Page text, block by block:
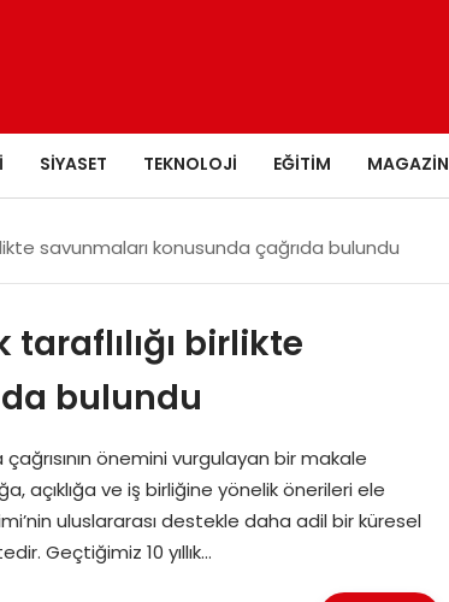
SIYASET TEKNOLOJI EĞITIM MAGAZIN
savunmaları konusunda çağrıda bulundu
taraflılığı birlikte
bulundu
çağrısının önemini vurgulayan bir makale
açıklığa ve iş birliğine yönelik önerileri ele
uluslararası destekle daha adil bir küresel
Geçtiğimiz 10 yıllık…